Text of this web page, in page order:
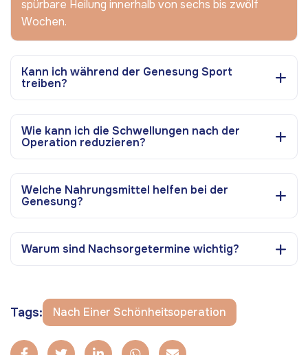
spürbare Heilung innerhalb von sechs bis zwölf
Wochen.
Kann ich während der Genesung Sport
treiben?
Wie kann ich die Schwellungen nach der
Operation reduzieren?
Welche Nahrungsmittel helfen bei der
Genesung?
Warum sind Nachsorgetermine wichtig?
Tags: Nach Einer Schönheitsoperation